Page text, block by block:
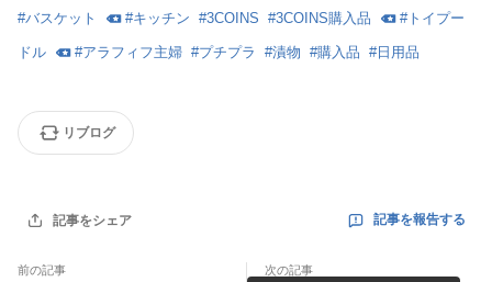
#バスケット #キッチン #3COINS #3COINS購入品 #トイプー
ドル #アラフィフ主婦 #プチプラ #漬物 #購入品 #日用品
リブログ
記事をシェア 記事を報告する
前の記事 次の記事